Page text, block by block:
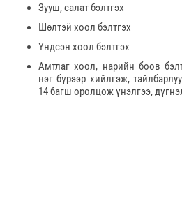
Зууш, салат бэлтгэх
Шөлтэй хоол бэлтгэх
Үндсэн хоол бэлтгэх
Амтлаг хоол, нарийн боов
нэг бүрээр хийлгэж,
14 багш оролцож үнэлгээ,